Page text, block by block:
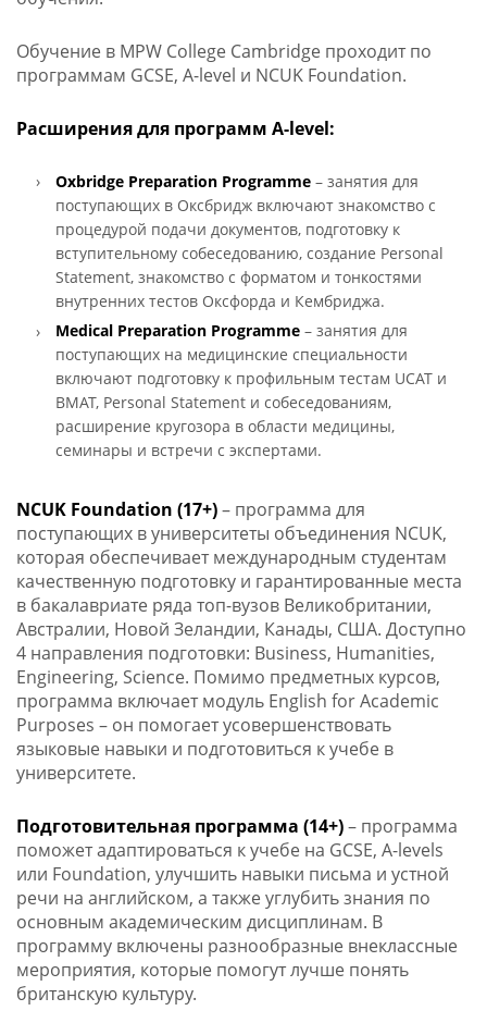
Обучение в MPW College Cambridge проходит по
программам GCSE, A-level и NCUK Foundation.
Расширения для программ A-level:
Oxbridge Preparation Programme– занятия для
поступающих в Оксбридж включают знакомство с
процедурой подачи документов, подготовку к
вступительному собеседованию, создание Personal
Statement, знакомство с форматом и тонкостями
внутренних тестов Оксфорда и Кембриджа.
Medical Preparation Programme– занятия для
поступающих на медицинские специальности
включают подготовку к профильным тестам UCAT и
BMAT, Personal Statement и собеседованиям,
расширение кругозора в области медицины,
семинары и встречи с экспертами.
NCUK Foundation (17+)– программа для
поступающих в университеты объединения NCUK,
которая обеспечивает международным студентам
качественную подготовку и гарантированные места
в бакалавриате ряда топ-вузов Великобритании,
Австралии, Новой Зеландии, Канады, США. Доступно
4 направления подготовки: Business, Humanities,
Engineering, Science. Помимо предметных курсов,
программа включает модуль English for Academic
Purposes – он помогает усовершенствовать
языковые навыки и подготовиться к учебе в
университете.
Подготовительная программа (14+)– программа
поможет адаптироваться к учебе на GCSE, A-levels
или Foundation, улучшить навыки письма и устной
речи на английском, а также углубить знания по
основным академическим дисциплинам. В
программу включены разнообразные внеклассные
мероприятия, которые помогут лучше понять
британскую культуру.